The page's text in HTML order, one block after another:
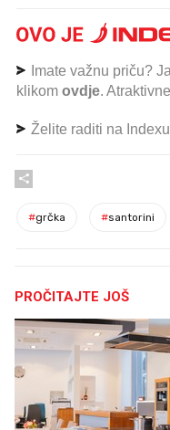
Imate važnu priču?
klikom ovdje.
Želite raditi na
#grčka #santorini
PROČITAJTE JOŠ